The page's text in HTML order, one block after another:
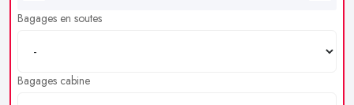
Bagages en soutes
Bagages cabine